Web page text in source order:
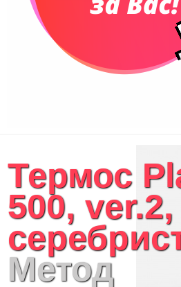
Термос
500, ver.2,
Метод